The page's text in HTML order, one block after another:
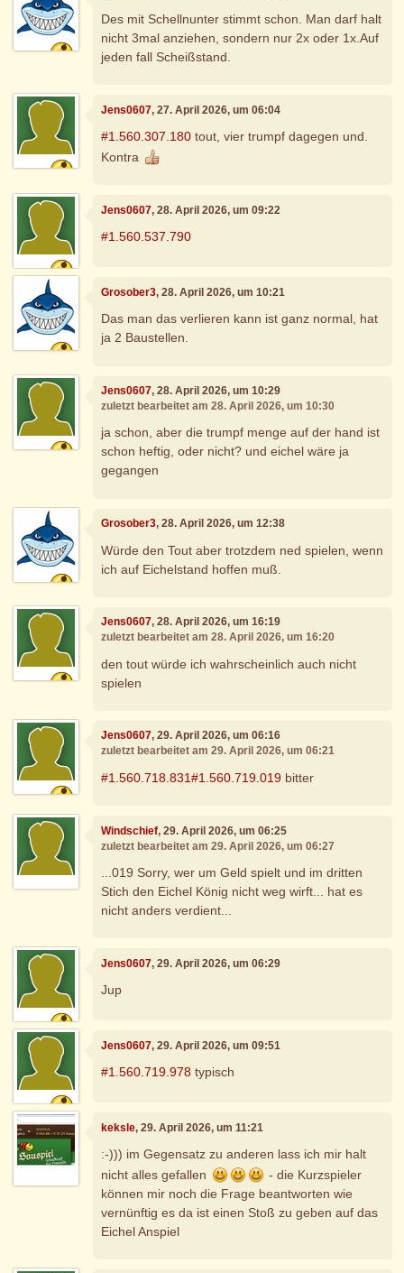
Des mit Schellnunter stimmt schon. Man darf halt
nicht 3mal anziehen, sondern nur 2x oder 1x.Auf
jeden fall Scheißstand.
Jens0607, 27. April 2026, um 06:04
#1.560.307.180 tout, vier trumpf dagegen und.
Kontra
Jens0607, 28. April 2026, um 09:22
#1.560.537.790
Grosober3, 28. April 2026, um 10:21
Das man das verlieren kann ist ganz normal, hat
ja 2 Baustellen.
Jens0607, 28. April 2026, um 10:29
zuletzt bearbeitet am 28. April 2026, um 10:30
ja schon, aber die trumpf menge auf der hand ist
schon heftig, oder nicht? und eichel wäre ja
gegangen
Grosober3, 28. April 2026, um 12:38
Würde den Tout aber trotzdem ned spielen, wenn
ich auf Eichelstand hoffen muß.
Jens0607, 28. April 2026, um 16:19
zuletzt bearbeitet am 28. April 2026, um 16:20
den tout würde ich wahrscheinlich auch nicht
spielen
Jens0607, 29. April 2026, um 06:16
zuletzt bearbeitet am 29. April 2026, um 06:21
#1.560.718.831#1.560.719.019 bitter
Windschief, 29. April 2026, um 06:25
zuletzt bearbeitet am 29. April 2026, um 06:27
...019 Sorry, wer um Geld spielt und im dritten
Stich den Eichel König nicht weg wirft... hat es
nicht anders verdient...
Jens0607, 29. April 2026, um 06:29
Jup
Jens0607, 29. April 2026, um 09:51
#1.560.719.978 typisch
keksle, 29. April 2026, um 11:21
:-))) im Gegensatz zu anderen lass ich mir halt
nicht alles gefallen
- die Kurzspieler
können mir noch die Frage beantworten wie
vernünftig es da ist einen Stoß zu geben auf das
Eichel Anspiel